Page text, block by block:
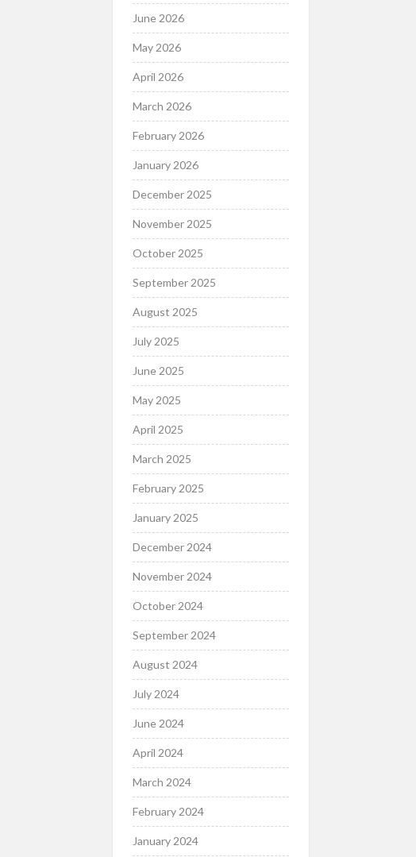
June 2026
May 2026
April 2026
March 2026
February 2026
January 2026
December 2025
November 2025
October 2025
September 2025
August 2025
July 2025
June 2025
May 2025
April 2025
March 2025
February 2025
January 2025
December 2024
November 2024
October 2024
September 2024
August 2024
July 2024
June 2024
April 2024
March 2024
February 2024
January 2024